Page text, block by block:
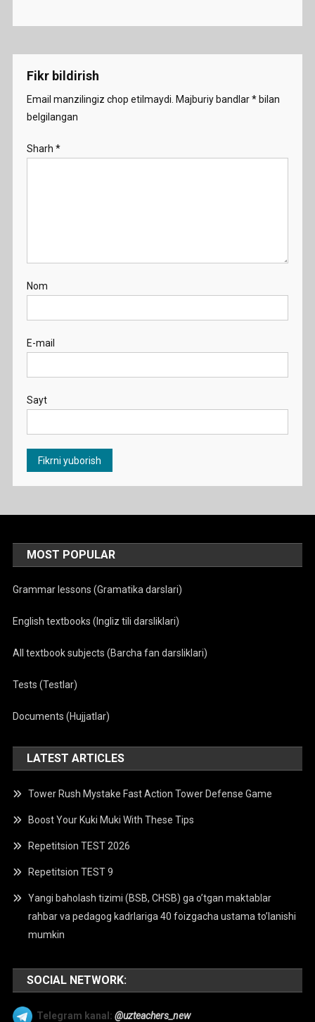
Fikr bildirish
Email manzilingiz chop etilmaydi. Majburiy bandlar*bilan
belgilangan
Sharh *
Nom
E-mail
Sayt
MOST POPULAR
Grammar lessons (Gramatika darslari)
English textbooks (Ingliz tili darsliklari)
All textbook subjects (Barcha fan darsliklari)
Tests (Testlar)
Documents (Hujjatlar)
LATEST ARTICLES
Tower Rush Mystake Fast Action Tower Defense Game
Boost Your Kuki Muki With These Tips
Repetitsion TEST 2026
Repetitsion TEST 9
Yangi baholash tizimi (BSB, CHSB) ga o’tgan maktablar
rahbar va pedagog kadrlariga 40 foizgacha ustama to’lanishi
mumkin
SOCIAL NETWORK:
Telegram kanal: @uzteachers_new